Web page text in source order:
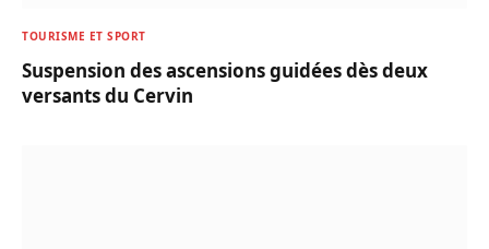
TOURISME ET SPORT
Suspension des ascensions guidées dès deux
versants du Cervin